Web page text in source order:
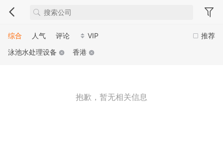
推荐
综合 人气 评论
VIP
泳池水处理设备
香港
抱歉，暂无相关信息